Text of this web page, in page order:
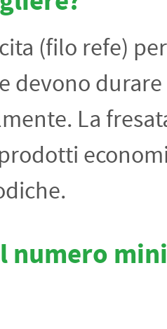
(filo refe) per
devono
La
numero